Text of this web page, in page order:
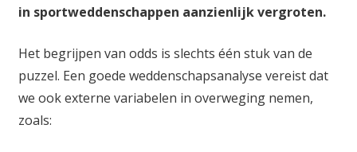
in sportweddenschappen aanzienlijk vergroten.
Het begrijpen van odds is slechts één stuk van de
puzzel. Een goede weddenschapsanalyse vereist dat
we ook externe variabelen in overweging nemen,
zoals: